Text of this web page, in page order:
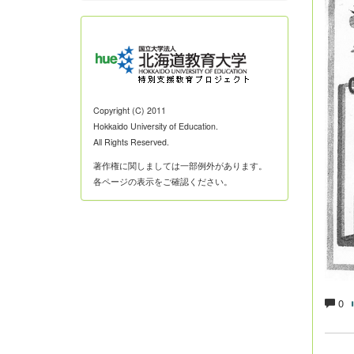
0
Copyright (C) 2011
Hokkaido University of Education.
All Rights Reserved.
著作権に関しましては一部例外があります。
各ページの表示をご確認ください。